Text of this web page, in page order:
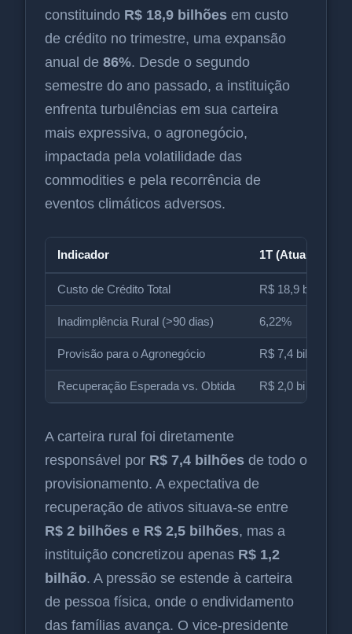
constituindo R$ 18,9 bilhões em custo
de crédito no trimestre, uma expansão
anual de 86%. Desde o segundo
semestre do ano passado, a instituição
enfrenta turbulências em sua carteira
mais expressiva, o agronegócio,
impactada pela volatilidade das
commodities e pela recorrência de
eventos climáticos adversos.
Indicador 1T (Atual)
Custo de Crédito Total R$ 18,9 bilhões
Inadimplência Rural (>90 dias) 6,22%
Provisão para o Agronegócio R$ 7,4 bilhões
Recuperação Esperada vs. Obtida R$ 2,0 bi – R$
A carteira rural foi diretamente
responsável por R$ 7,4 bilhões de todo o
provisionamento. A expectativa de
recuperação de ativos situava-se entre
R$ 2 bilhões e R$ 2,5 bilhões, mas a
instituição concretizou apenas R$ 1,2
bilhão. A pressão se estende à carteira
de pessoa física, onde o endividamento
das famílias avança. O vice-presidente